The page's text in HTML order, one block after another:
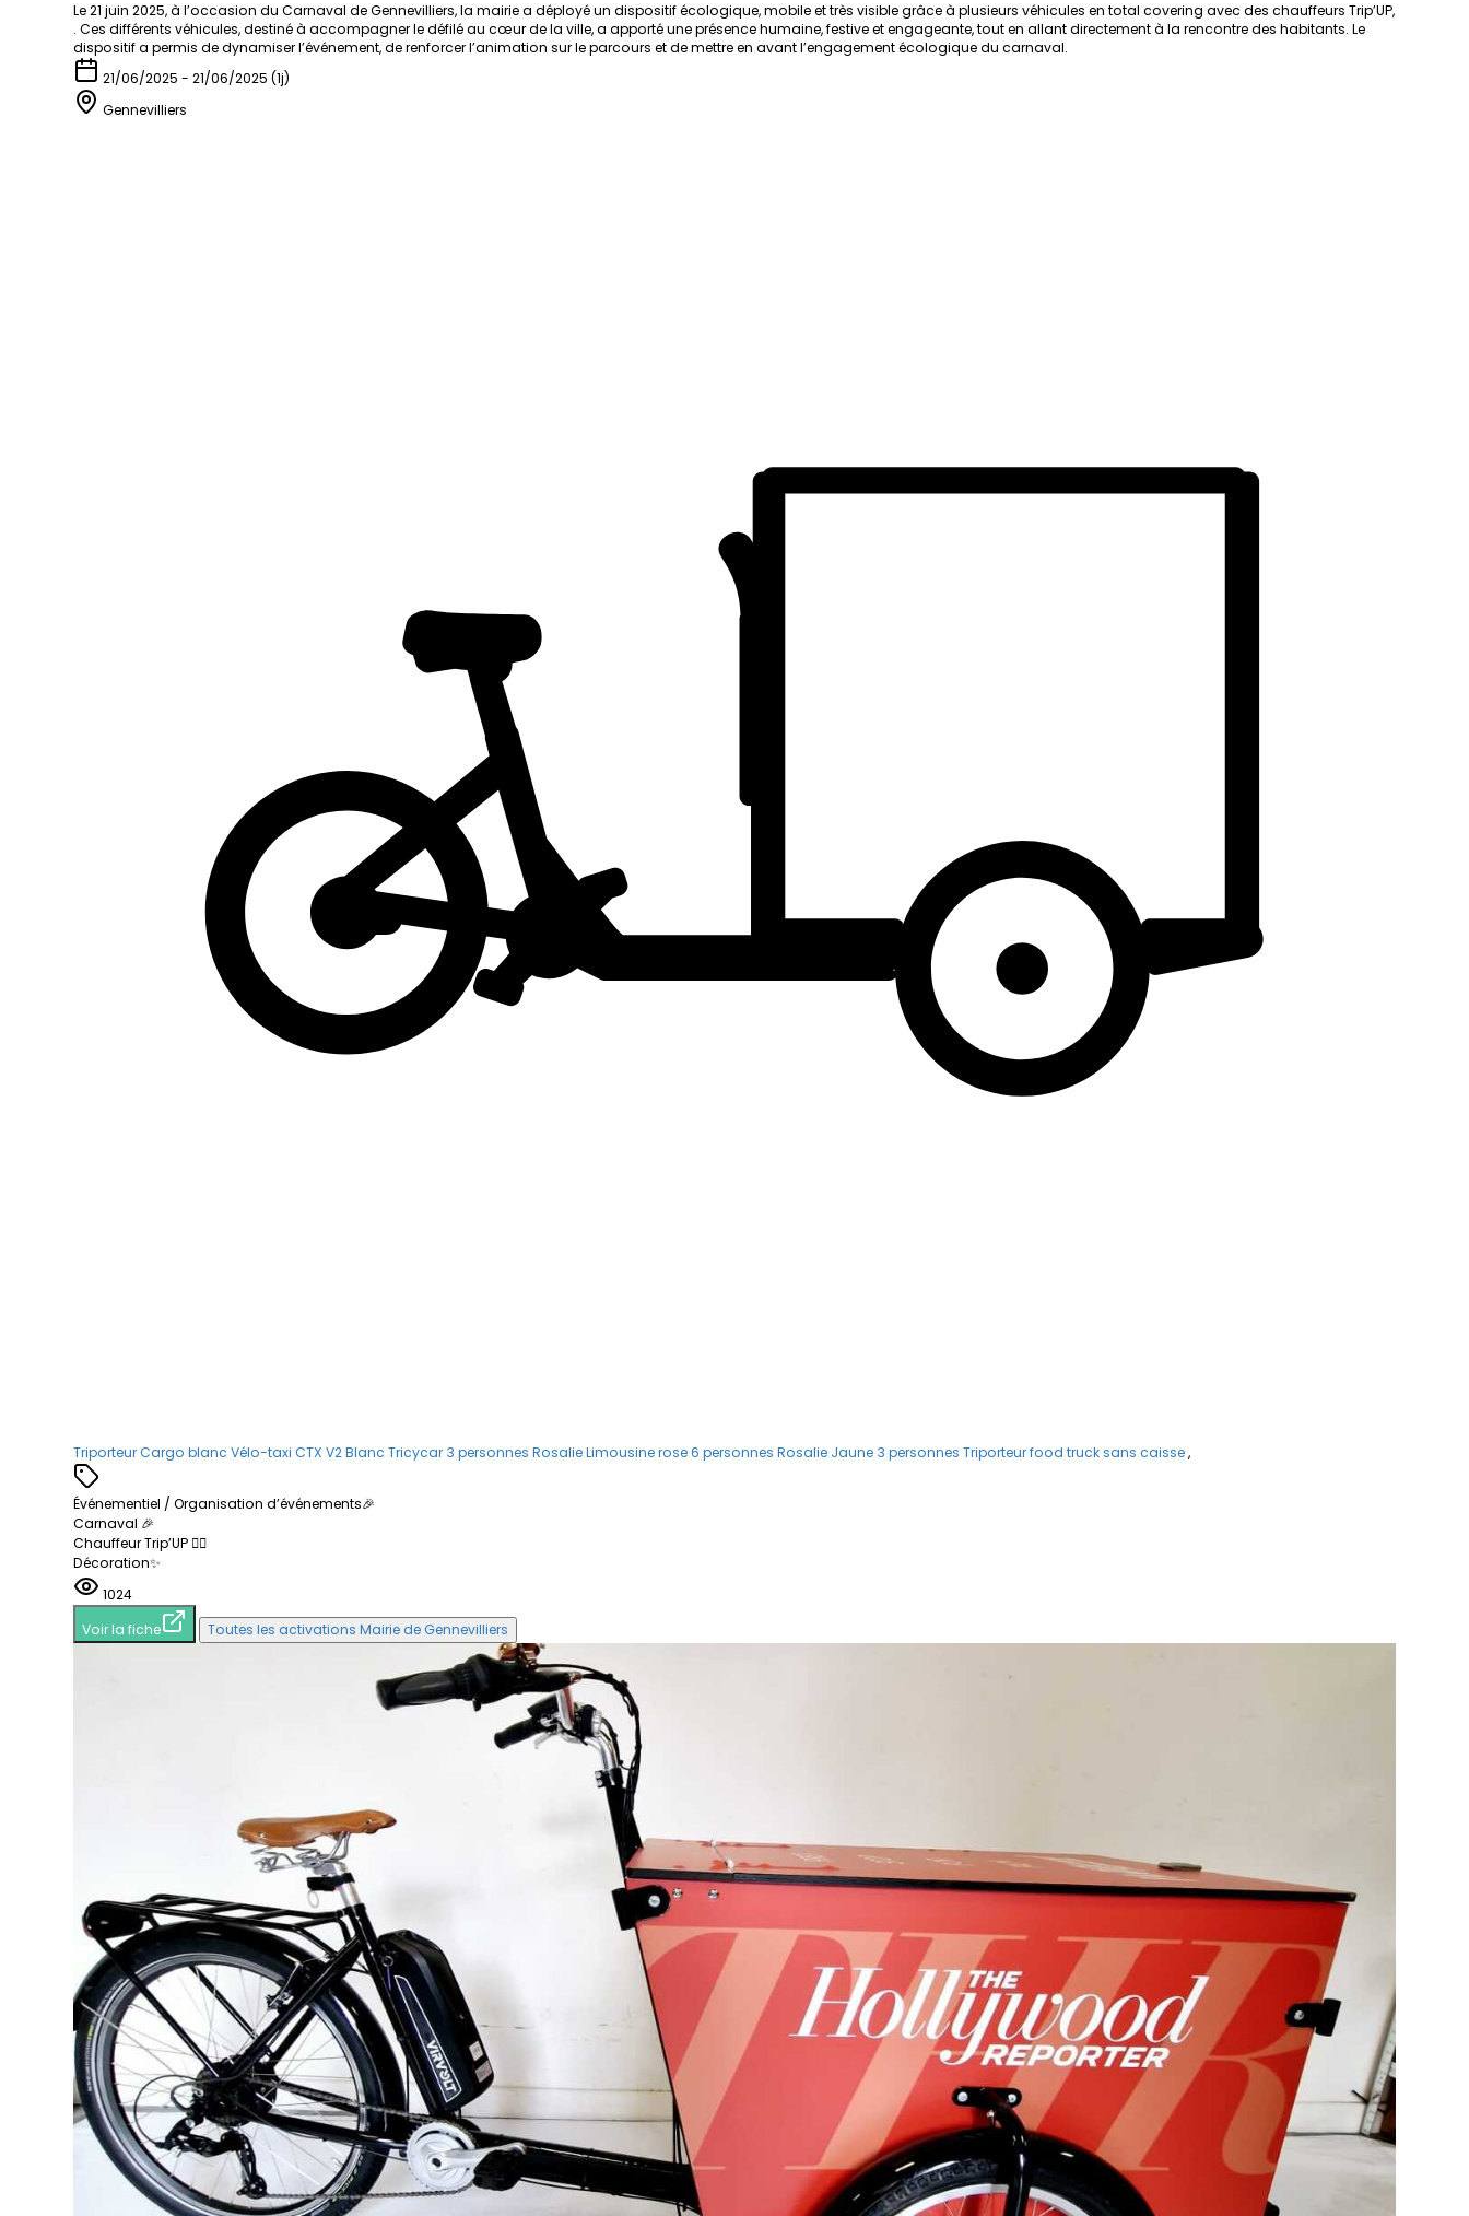
Le 21 juin 2025, à l’occasion du Carnaval de Gennevilliers, la mairie a déployé un dispositif écologique, mobile et très visible grâce à plusieurs véhicules en total covering avec des chauffeurs Trip’UP,
. Ces différents véhicules, destiné à accompagner le défilé au cœur de la ville, a apporté une présence humaine, festive et engageante, tout en allant directement à la rencontre des habitants. Le
dispositif a permis de dynamiser l’événement, de renforcer l’animation sur le parcours et de mettre en avant l’engagement écologique du carnaval.
21/06/2025 - 21/06/2025 (1j)
Gennevilliers
Triporteur Cargo blanc Vélo-taxi CTX V2 Blanc Tricycar 3 personnes Rosalie Limousine rose 6 personnes Rosalie Jaune 3 personnes Triporteur food truck sans caisse,
Événementiel / Organisation d’événements🎉
Carnaval 🎉
Chauffeur Trip’UP 👨‍✈️
Décoration✨
1024
Voir la fiche
Toutes les activations Mairie de Gennevilliers